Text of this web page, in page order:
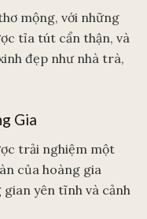
mộng, với những
tỉa tút cẩn thận, và
đẹp như nhà trà,
Gia
trải nghiệm một
của hoàng gia
yên tĩnh và cảnh